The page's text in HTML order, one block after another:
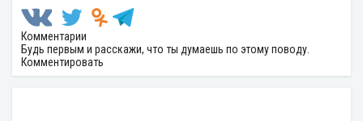
Комментарии
Будь первым и расскажи, что ты думаешь по этому поводу.
Комментировать